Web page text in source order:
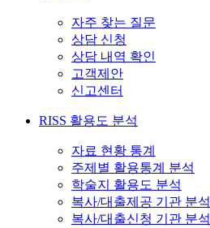
자주 찾는 질문
상담 신청
상담 내역 확인
고객제안
신고센터
RISS 활용도 분석
자료 현황 통계
주제별 활용통계 분석
학술지 활용도 분석
복사/대출제공 기관 분석
복사/대출신청 기관 분석